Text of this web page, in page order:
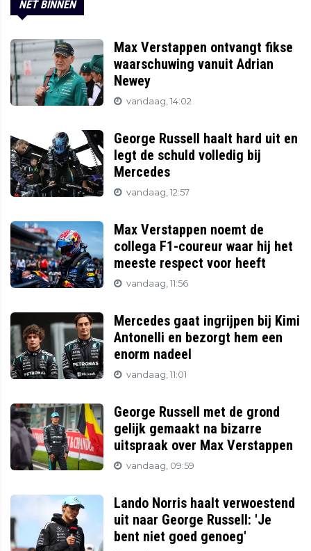
NET BINNEN
Max Verstappen ontvangt fikse
waarschuwing vanuit Adrian
Newey
vandaag, 14:02
George Russell haalt hard uit en
legt de schuld volledig bij
Mercedes
vandaag, 12:57
Max Verstappen noemt de
collega F1-coureur waar hij het
meeste respect voor heeft
vandaag, 11:56
Mercedes gaat ingrijpen bij Kimi
Antonelli en bezorgt hem een
enorm nadeel
vandaag, 11:01
George Russell met de grond
gelijk gemaakt na bizarre
uitspraak over Max Verstappen
vandaag, 09:59
Lando Norris haalt verwoestend
uit naar George Russell: 'Je
bent niet goed genoeg'